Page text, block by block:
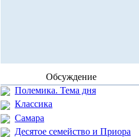
Обсуждение
Полемика. Тема дня
Классика
Самара
Десятое семейство и Приора